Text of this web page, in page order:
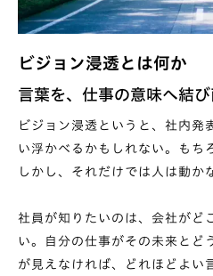
ビジョン浸透とは何か
言葉を、仕事の意味へ結び
ビジョン浸透というと、社内発
い浮かべるかもしれない。もち
しかし、それだけでは人は動か
社員が知りたいのは、会社がど
い。自分の仕事がその未来とど
が見えなければ、どれほどよい